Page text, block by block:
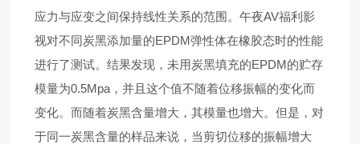
应力与应变之间保持线性关系的范围。午夜AV福利影
视对不同炭黑添加量的EPDM弹性体在橡胶态时的性能
进行了测试。结果发现，未用炭黑填充的EPDM的贮存
模量为0.5Mpa，并且这个值不随着位移振幅的变化而
变化。而随着炭黑含量增大，其模量也增大。但是，对
于同一炭黑含量的样品来说，当剪切位移的振幅增大